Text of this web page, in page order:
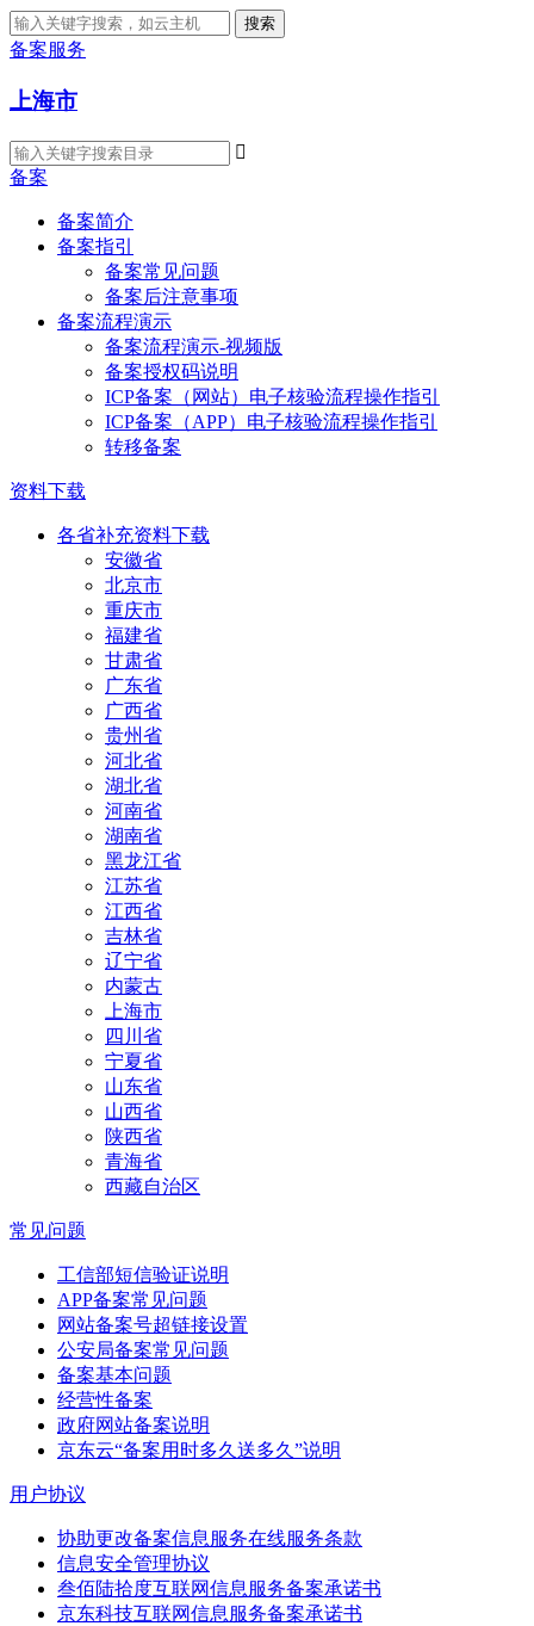
搜索
备案服务
上海市

备案
备案简介
备案指引
备案常见问题
备案后注意事项
备案流程演示
备案流程演示-视频版
备案授权码说明
ICP备案（网站）电子核验流程操作指引
ICP备案（APP）电子核验流程操作指引
转移备案
资料下载
各省补充资料下载
安徽省
北京市
重庆市
福建省
甘肃省
广东省
广西省
贵州省
河北省
湖北省
河南省
湖南省
黑龙江省
江苏省
江西省
吉林省
辽宁省
内蒙古
上海市
四川省
宁夏省
山东省
山西省
陕西省
青海省
西藏自治区
常见问题
工信部短信验证说明
APP备案常见问题
网站备案号超链接设置
公安局备案常见问题
备案基本问题
经营性备案
政府网站备案说明
京东云“备案用时多久送多久”说明
用户协议
协助更改备案信息服务在线服务条款
信息安全管理协议
叁佰陆拾度互联网信息服务备案承诺书
京东科技互联网信息服务备案承诺书